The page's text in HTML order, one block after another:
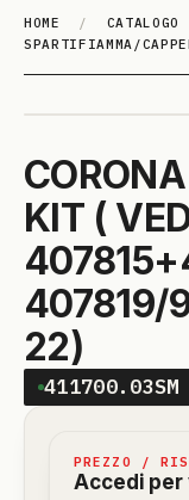
HOME / CATALOGO
SPARTIFIAMMA/
KIT (
407819/
22)
411700.03SM
PREZZO /
Accedi per